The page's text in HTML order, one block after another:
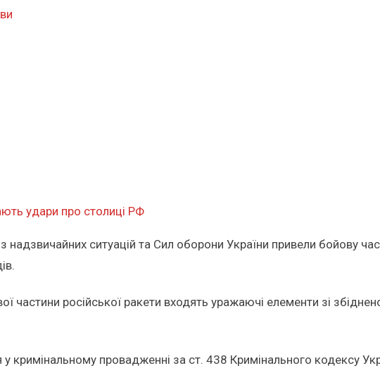
удари про столиці РФ
ситуацій та Сил оборони України привели бойову
російської ракети входять уражаючі елементи зі
провадженні за ст. 438 Кримінального кодексу